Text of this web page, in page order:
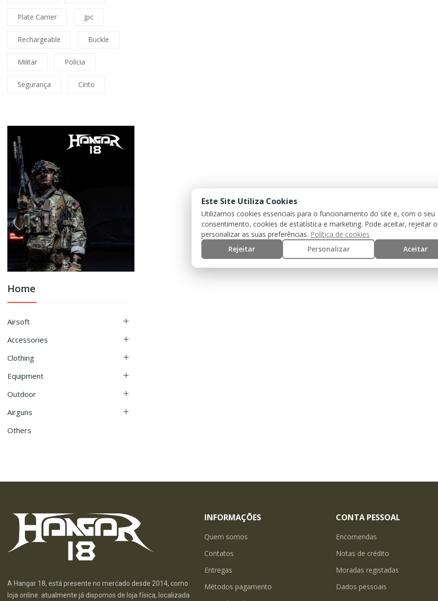
Plate Carrier Jpc
Rechargeable Buckle
Militar Policia
Segurança Cinto
Home
Airsoft 
Accessories 
Clothing 
Equipment 
Outdoor 
Airguns 
Others
A Hangar 18, está presente no mercado desde 2014, como
loja online. atualmente já dispomos de loja física, localizada
INFORMAÇÕES
Quem somos
Contatos
Entregas
Métodos pagamento
CONTA PESSOAL
Encomendas
Notas de crédito
Moradas registadas
Dados pessoais
Este Site Utiliza Cookies
Utilizamos cookies essenciais para o funcionamento do site e, com o seu
consentimento, cookies de estatística e marketing. Pode aceitar, rejeitar
personalizar as suas preferências. Política de cookies
Rejeitar
Personalizar Aceitar